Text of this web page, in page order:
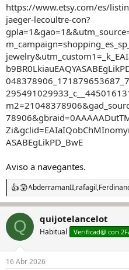
https://www.etsy.com/es/
jaeger-lecoultre-con?
ASABEgLikPD_BwE
Aviso a navegantes.
R
e
a
c
i
e
AbderramanII,rafagil,
Q quijotelancelot
Habitual Verificad@ con
16 Abr 2026